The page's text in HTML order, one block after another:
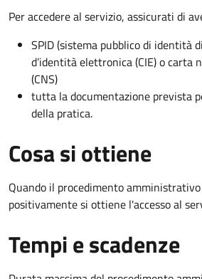
Per accedere al servizio, assicurati di
SPID (sistema pubblico di identità
d’identità elettronica (CIE) o carta
(CNS)
tutta la documentazione prevista
della pratica.
Cosa si ottiene
Quando il procedimento
positivamente si ottiene l'accesso al
Tempi e scadenze